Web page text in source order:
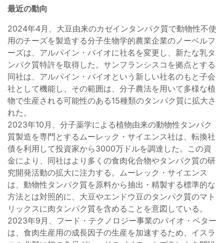
最近の動向
2024年4月、大豆由来のカゼインタンパク質で動物性不使
用のチーズを製造する分子生物学的農業企業のノーベルフ
ーズは、アルパイン・バイオに社名を変更し、新たな乳タ
ンパク質特許を取得した。サンフランシスコを拠点とする
同社は、アルパイン・バイオという新しい社名のもと子会
社として機能し、その範囲は、分子農法を用いて多様な植
物で生産される可能性のある15種類のタンパク質に拡大さ
れた。
2023年10月、分子薬学による植物由来の動物性タンパク
質製造を専門とするムーレック・サイエンス社は、転換社
債を利用して投資家から3000万ドルを調達した。この資
金により、同社はより多くの食肉化合物やタンパク質の研
究開発活動の拡大に注力する。ムーレック・サイエンス
は、動物性タンパク質を原料から抽出・精製する標準的な
方法とは対照的に、大豆やエンドウ豆のタンパク質のマト
リックスに肉タンパク質を含めることを意図している。
2023年9月、フード・テクノロジー事業のバイオ・ベター
は、食肉生産用の成長因子の生産を加速するため、イスラ